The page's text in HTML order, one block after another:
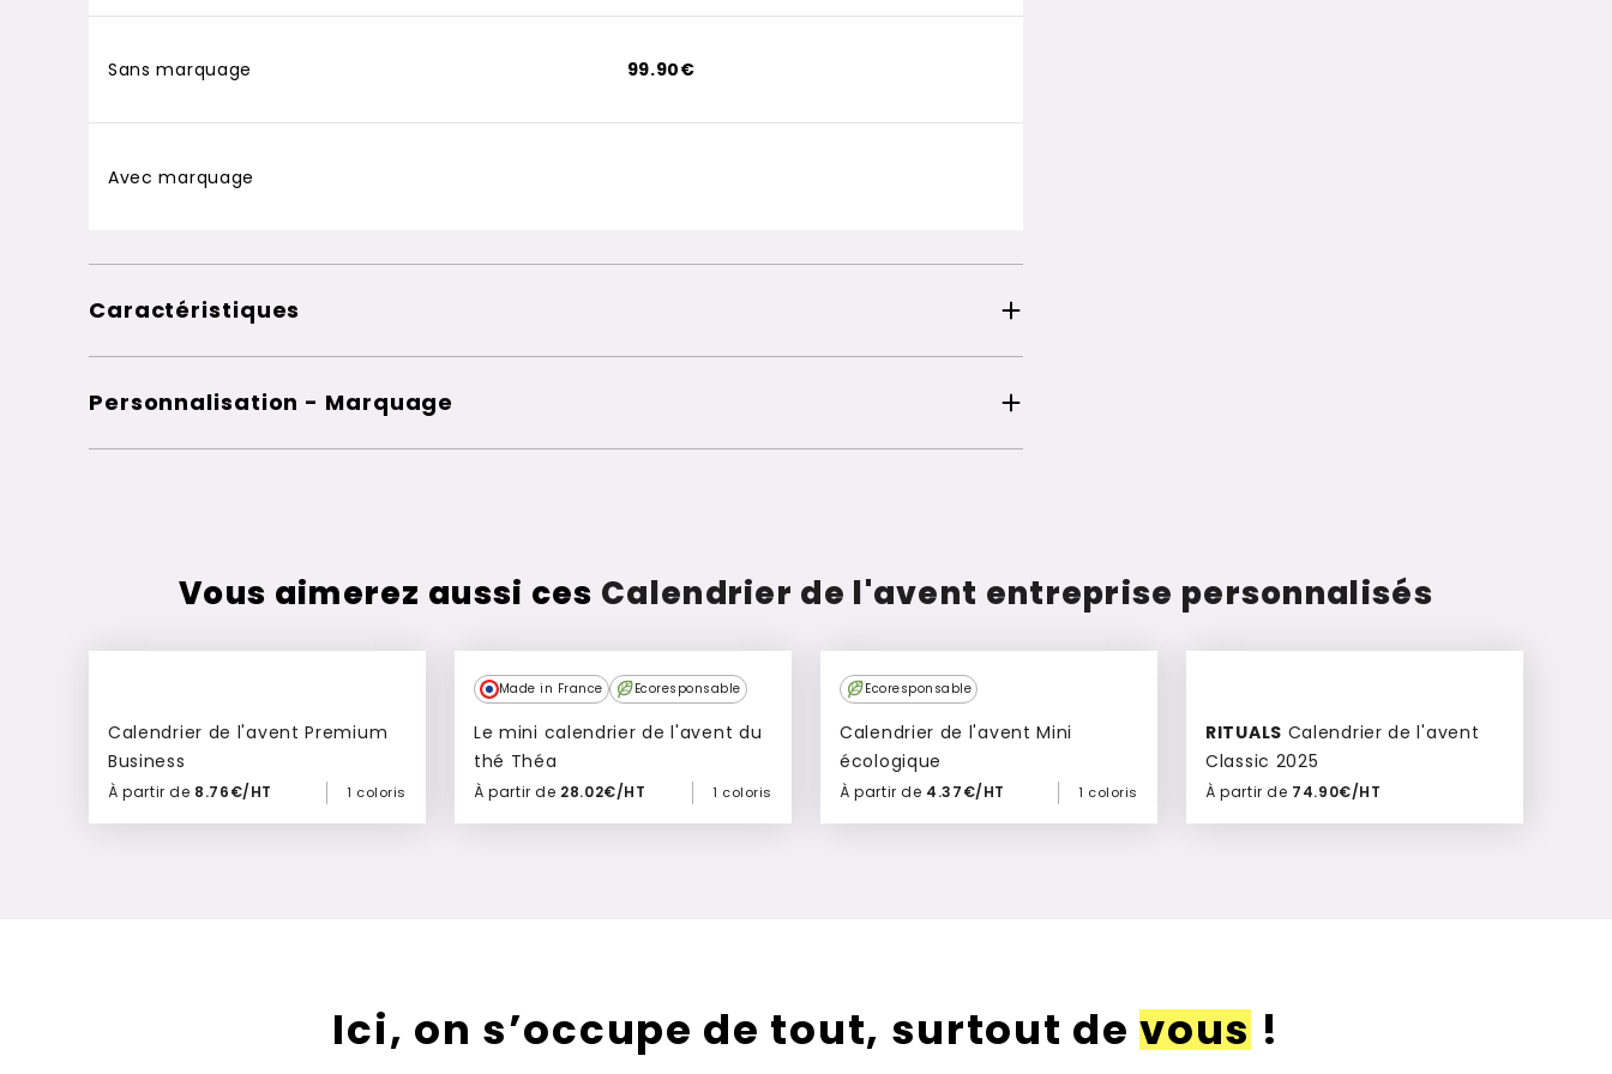
Sans marquage
Avec marquage
99.90€
Caractéristiques
Personnalisation - Marquage
Vous aimerez aussi ces Calendrier de l'avent entreprise personnalisés
Calendrier de l'avent Premium
Business
À partir de 8.76€/HT 1 coloris
Ajouter à mon devis
Made in France Ecoresponsable
Le mini calendrier de l'avent du
thé Théa
À partir de 28.02€/HT 1 coloris
Ajouter à mon devis
Ecoresponsable
Calendrier de l'avent Mini
écologique
À partir de 4.37€/HT 1 coloris
Ajouter à mon devis
RITUALS
Classic 2025
À partir de 74.90€/HT
Ajouter à mon devis
Ici, on s’occupe de tout, surtout devous !